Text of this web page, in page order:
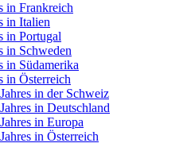
in Frankreich
in Italien
in Portugal
in Schweden
in Südamerika
in Österreich
in der Schweiz
in Deutschland
in Europa
in Österreich